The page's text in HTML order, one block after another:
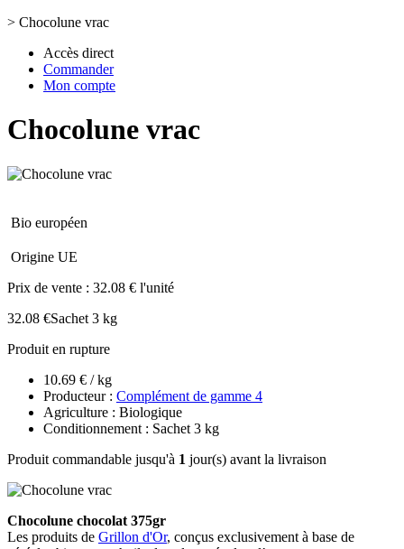
> Chocolune vrac
Accès direct
Commander
Mon compte
Chocolune vrac
Bio européen
Origine UE
Prix de vente : 32.08 € l'unité
32.08 €Sachet 3 kg
Produit en rupture
10.69 € / kg
Producteur : Complément de gamme 4
Agriculture : Biologique
Conditionnement : Sachet 3 kg
Produit commandable jusqu'à 1 jour(s) avant la livraison
Chocolune chocolat 375gr
Les produits de Grillon d'Or, conçus exclusivement à base de